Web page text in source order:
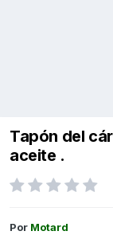
Tapón del
aceite .
Por Motard